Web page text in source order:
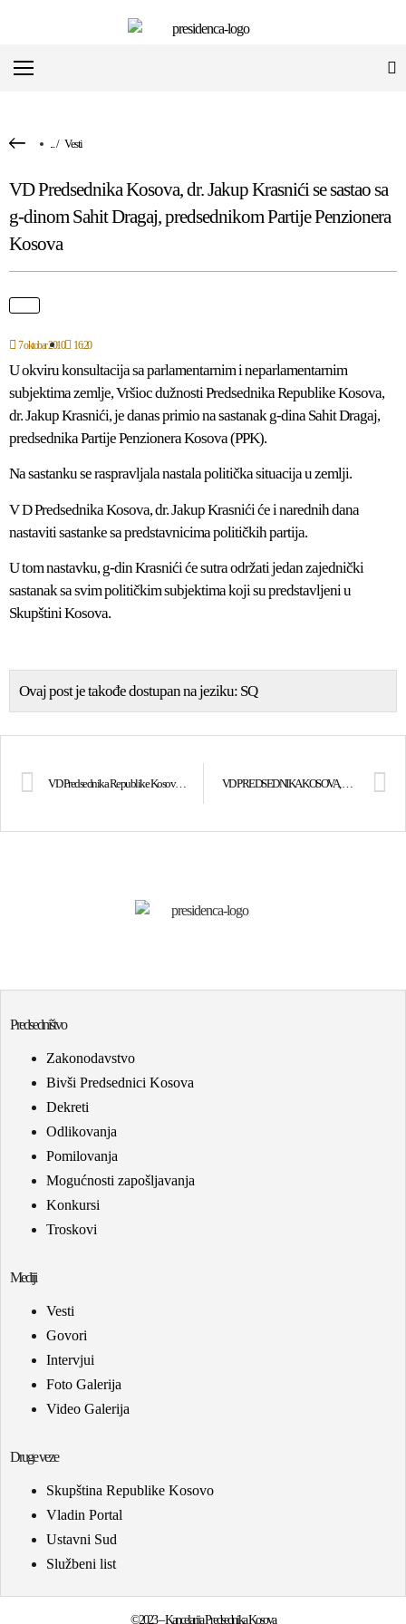
.../ Vesti
VD Predsednika Kosova, dr. Jakup Krasnići se sastao sa
g-dinom Sahit Dragaj, predsednikom Partije Penzionera
Kosova
7 oktobar 2010 16:20
U okviru konsultacija sa parlamentarnim i neparlamentarnim
subjektima zemlje, Vršioc dužnosti Predsednika Republike Kosova,
dr. Jakup Krasnići, je danas primio na sastanak g-dina Sahit Dragaj,
predsednika Partije Penzionera Kosova (PPK).
Na sastanku se raspravljala nastala politička situacija u zemlji.
V D Predsednika Kosova, dr. Jakup Krasnići će i narednih dana
nastaviti sastanke sa predstavnicima političkih partija.
U tom nastavku, g-din Krasnići će sutra održati jedan zajednički
sastanak sa svim političkim subjektima koji su predstavljeni u
Skupštini Kosova.
Ovaj post je takođe dostupan na jeziku: SQ
VD Predsednika Republike Kosova, dr. Jakup Krasnići je primio Muftiju Kosova, Naim Trnava
Predsedništvo
Zakonodavstvo
Bivši Predsednici Kosova
Dekreti
Odlikovanja
Pomilovanja
Mogućnosti zapošljavanja
Konkursi
Troskovi
Mediji
Vesti
Govori
Intervjui
Foto Galerija
Video Galerija
Druge veze
Skupština Republike Kosovo
Vladin Portal
Ustavni Sud
Službeni list
©2023 – Kancelarija Predsednika Kosova